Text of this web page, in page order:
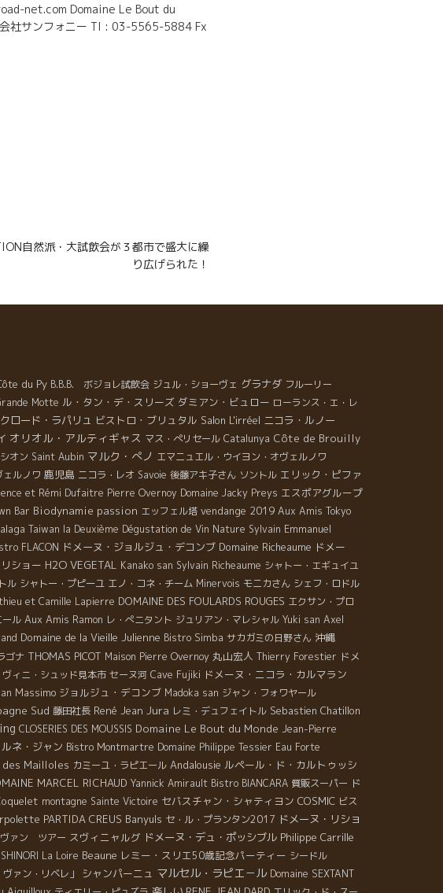
net.com Domaine Le Bout du
会社サンフォニー Tl : 03-5565-5884 Fx
自然派・大試飲会が３都市で盛大に繰
り広げられた！
du Py B.B.B. ボジョレ試飲会 ジュル・ショーヴェ グラナダ フルーリー
Motte ル・タン・デ・スリーズ ダミアン・ビュロー ローランス・エ・レ
ロード・ラパリュ ビストロ・ブリュタル Salon L'irréel ニコラ・ルノー
オリオル・アルティギャス マス・ぺリセール Catalunya Côte de Brouilly
オン Saint Aubin マルク・ぺノ エマニュエル・ウイヨン・オヴェルノワ
ェルノワ 鹿児島 ニコラ・レオ Savoie 後藤アキ子さん ソントル エリック・ピファ
et Rémi Dufaitre Pierre Overnoy Domaine Jacky Preys エスポアグループ
Bar Biodynamie passion エッフェル塔 vendange 2019 Aux Amis Tokyo
Taiwan la Deuxième Dégustation de Vin Nature Sylvain Emmanuel
FLACON ドメーヌ・ジョルジュ・デコンブ Domaine Richeaume ドメー
ショー H2O VEGETAL Kanako san Sylvain Richeaume シャトー・エギュイユ
ル シャトー・プピーユ エノ・コネ・チーム Minervois モニカさん シェフ・ロドル
et Camille Lapierre DOMAINE DES FOULARDS ROUGES エクサン・プロ
ール Aux Amis Ramon レ・ぺニタント ジュリアン・マレシャル Yuki san Axel
Domaine de la Vieille Julienne Bistro Simba サカガミの日野さん 沖縄
ゴナ THOMAS PICOT Maison Pierre Overnoy 丸山宏人 Thierry Forestier ドメ
ヴィニ・シュッド見本市 セーヌ河 Cave Fujiki ドメーヌ・ニコラ・カルマラン
Massimo ジョルジュ・デコンブ Madoka san ジャン・フォワヤール
Sud 藤田社長 René Jean Jura レミ・デュフェイトル Sebastien Chatillon
CLOSERIES DES MOUSSIS Domaine Le Bout du Monde Jean-Pierre
ルネ・ジャン Bistro Montmartre Domaine Philippe Tessier Eau Forte
Mailloles カミーユ・ラピエール Andalousie ルペール・ド・カルトゥッシ
MARCEL RICHAUD Yannick Amirault Bistro BIANCARA 質販スーパー ド
montagne Sainte Victoire セバスチャン・シャティヨン COSMIC ビス
PARTIDA CREUS Banyuls セ・ル・プランタン2017 ドメーヌ・リショ
ァン ツアー スヴィニャルグ ドメーヌ・デュ・ポッシブル Philippe Carrille
La Loire Beaune レミー・スリエ50歳記念パーティー シードル
ァン・リベレ」 シャンパーニュ マルセル・ラピエ－ル Domaine SEXTANT